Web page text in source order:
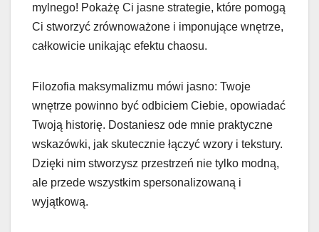
mylnego! Pokażę Ci jasne strategie, które pomogą
Ci stworzyć zrównoważone i imponujące wnętrze,
całkowicie unikając efektu chaosu.
Filozofia maksymalizmu mówi jasno: Twoje
wnętrze powinno być odbiciem Ciebie, opowiadać
Twoją historię. Dostaniesz ode mnie praktyczne
wskazówki, jak skutecznie łączyć wzory i tekstury.
Dzięki nim stworzysz przestrzeń nie tylko modną,
ale przede wszystkim spersonalizowaną i
wyjątkową.